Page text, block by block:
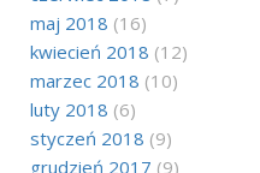
maj 2018 (16)
kwiecień 2018 (12)
marzec 2018 (10)
luty 2018 (6)
styczeń 2018 (9)
grudzień 2017 (9)